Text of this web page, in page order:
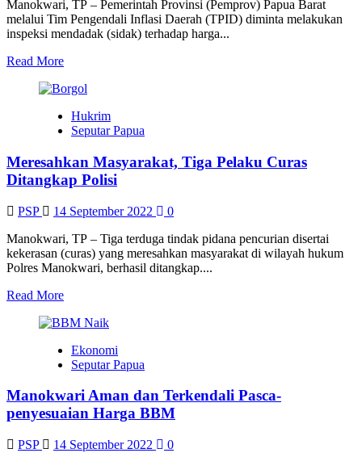
Manokwari, TP – Pemerintah Provinsi (Pemprov) Papua Barat
melalui Tim Pengendali Inflasi Daerah (TPID) diminta melakukan
inspeksi mendadak (sidak) terhadap harga...
Read MoreRead
about
Kenaikan
Harga
TPID
Diminta
Awasih
Harga
Bahan
Pokok
Hukrim
Seputar Papua
Meresahkan Masyarakat, Tiga Pelaku Curas
Ditangkap Polisi
PSP 14 September 2022
0
Manokwari, TP – Tiga terduga tindak pidana pencurian disertai
kekerasan (curas) yang meresahkan masyarakat di wilayah hukum
Polres Manokwari, berhasil ditangkap....
Read MoreRead
about
Masyarakat,
Tiga
Curas
Ditangkap
Ekonomi
Seputar Papua
Manokwari Aman dan Terkendali Pasca-
penyesuaian Harga BBM
PSP 14 September 2022
0